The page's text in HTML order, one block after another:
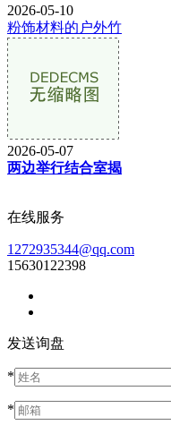
2026-05-10
粉饰材料的户外竹
2026-05-07
两边举行结合室揭
在线服务
1272935344@qq.com
15630122398
发送询盘
*
*